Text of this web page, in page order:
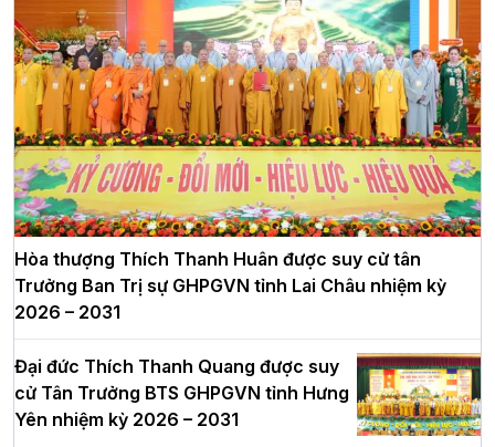
Hòa thượng Thích Thanh Huân được suy cử tân
Trưởng Ban Trị sự GHPGVN tỉnh Lai Châu nhiệm kỳ
2026 – 2031
Đại đức Thích Thanh Quang được suy
cử Tân Trưởng BTS GHPGVN tỉnh Hưng
Yên nhiệm kỳ 2026 – 2031